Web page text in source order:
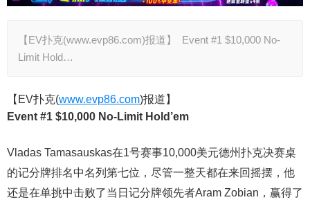
【EV扑克(www.evp86.com)报道】 Event #1 $10,000 No-
Limit Hold…
【EV扑克(www.evp86.com)报道】
Event #1 $10,000 No-Limit Hold’em
Vladas Tamasauskas在1号赛事10,000美元德州扑克决赛桌
的记分牌排名中名列第七位，尽管一整天都在来回摇摆，他
还是在单挑中击败了当日记分牌领先者Aram Zobian，赢得了